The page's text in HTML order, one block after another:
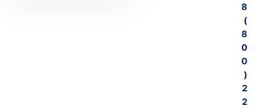
8
(
8
0
0
)
2
2